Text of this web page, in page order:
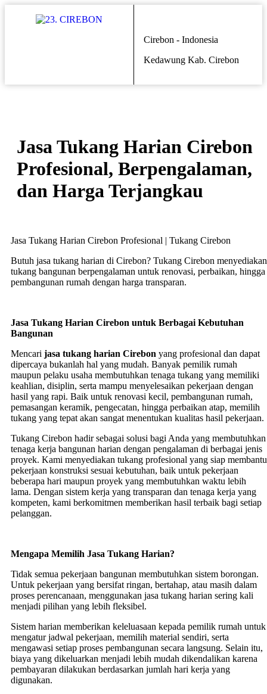
Cirebon - Indonesia
Kedawung Kab. Cirebon
Jasa Tukang Harian Cirebon
Profesional, Berpengalaman,
dan Harga Terjangkau
Jasa Tukang Harian Cirebon Profesional | Tukang Cirebon
Butuh jasa tukang harian di Cirebon? Tukang Cirebon menyediakan
tukang bangunan berpengalaman untuk renovasi, perbaikan, hingga
pembangunan rumah dengan harga transparan.
Jasa Tukang Harian Cirebon untuk Berbagai Kebutuhan
Bangunan
Mencari jasa tukang harian Cirebon yang profesional dan dapat
dipercaya bukanlah hal yang mudah. Banyak pemilik rumah
maupun pelaku usaha membutuhkan tenaga tukang yang memiliki
keahlian, disiplin, serta mampu menyelesaikan pekerjaan dengan
hasil yang rapi. Baik untuk renovasi kecil, pembangunan rumah,
pemasangan keramik, pengecatan, hingga perbaikan atap, memilih
tukang yang tepat akan sangat menentukan kualitas hasil pekerjaan.
Tukang Cirebon hadir sebagai solusi bagi Anda yang membutuhkan
tenaga kerja bangunan harian dengan pengalaman di berbagai jenis
proyek. Kami menyediakan tukang profesional yang siap membantu
pekerjaan konstruksi sesuai kebutuhan, baik untuk pekerjaan
beberapa hari maupun proyek yang membutuhkan waktu lebih
lama. Dengan sistem kerja yang transparan dan tenaga kerja yang
kompeten, kami berkomitmen memberikan hasil terbaik bagi setiap
pelanggan.
Mengapa Memilih Jasa Tukang Harian?
Tidak semua pekerjaan bangunan membutuhkan sistem borongan.
Untuk pekerjaan yang bersifat ringan, bertahap, atau masih dalam
proses perencanaan, menggunakan jasa tukang harian sering kali
menjadi pilihan yang lebih fleksibel.
Sistem harian memberikan keleluasaan kepada pemilik rumah untuk
mengatur jadwal pekerjaan, memilih material sendiri, serta
mengawasi setiap proses pembangunan secara langsung. Selain itu,
biaya yang dikeluarkan menjadi lebih mudah dikendalikan karena
pembayaran dilakukan berdasarkan jumlah hari kerja yang
digunakan.